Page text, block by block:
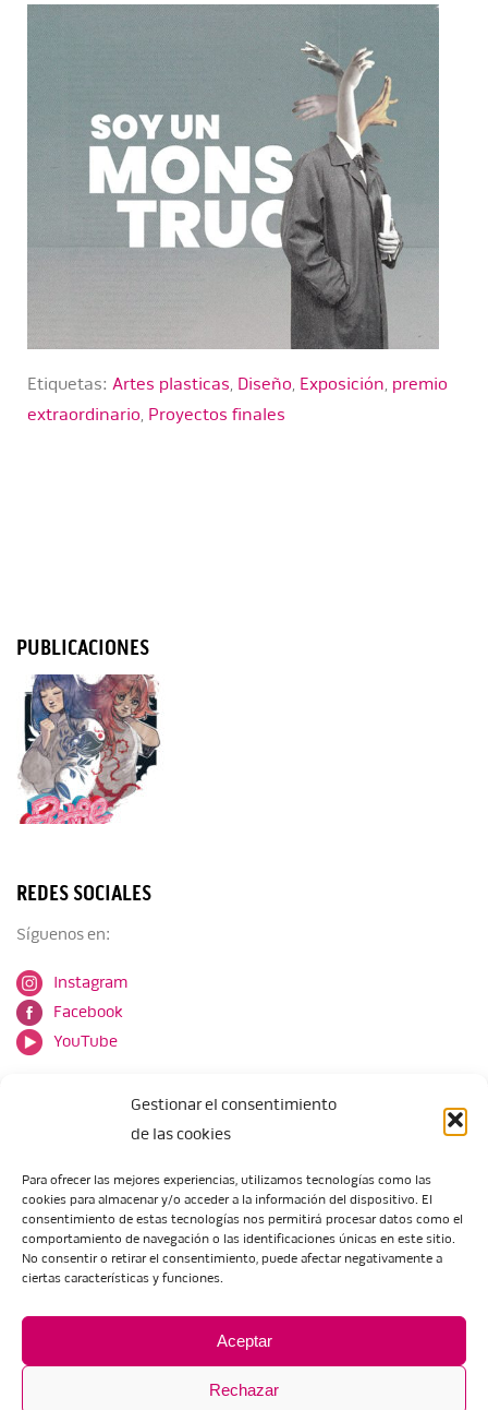
Gestionar el consentimiento
de las cookies
Para ofrecer las mejores experiencias, utilizamos tecnologías como las
cookies para almacenar y/o acceder a la información del dispositivo. El
consentimiento de estas tecnologías nos permitirá procesar datos como el
comportamiento de navegación o las identificaciones únicas en este sitio.
No consentir o retirar el consentimiento, puede afectar negativamente a
ciertas características y funciones.
Aceptar
Rechazar
Etiquetas: Artes plasticas, Diseño, Exposición, premio
extraordinario, Proyectos finales
PUBLICACIONES
REDES SOCIALES
Síguenos en:
Instagram
Facebook
YouTube
Escuela de Arte de Zaragoza
María Zambrano, 5
50018 Zaragoza
eartezaragoza@educa.aragon.es